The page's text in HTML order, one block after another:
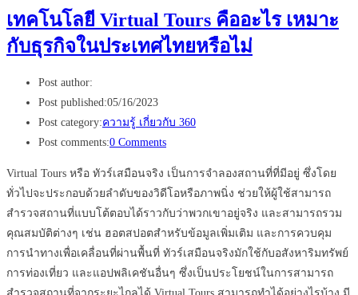
เทคโนโลยี Virtual Tours คืออะไร เหมาะ
กับธุรกิจในประเทศไทยหรือไม่
Post author:
Post published:05/16/2023
Post category:ความรู้ เกี่ยวกับ 360
Post comments:0 Comments
Virtual Tours หรือ ทัวร์เสมือนจริง เป็นการจำลองสถานที่ที่มีอยู่ ซึ่งโดย
ทั่วไปจะประกอบด้วยลำดับของวิดีโอหรือภาพนิ่ง ช่วยให้ผู้ใช้สามารถ
สำรวจสถานที่แบบโต้ตอบได้ราวกับว่าพวกเขาอยู่จริง และสามารถรวม
คุณสมบัติต่างๆ เช่น ฮอตสปอตสำหรับข้อมูลเพิ่มเติม และการควบคุม
การนำทางเพื่อเคลื่อนที่ผ่านพื้นที่ ทัวร์เสมือนจริงมักใช้กับอสังหาริมทรัพย์
การท่องเที่ยว และแอปพลิเคชันอื่นๆ ซึ่งเป็นประโยชน์ในการสามารถ